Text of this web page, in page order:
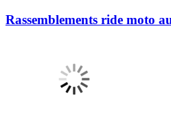
Rassemblements ride moto